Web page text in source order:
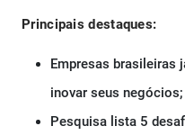
Principais destaques:
Empresas brasileiras
inovar seus negócios;
Pesquisa lista 5